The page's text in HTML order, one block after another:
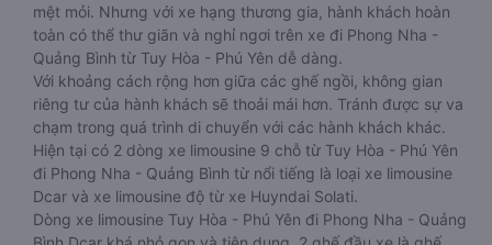
mệt mỏi. Nhưng với xe hạng thương gia, hành khách hoàn
toàn có thể thư giãn và nghỉ ngơi trên xe đi Phong Nha -
Quảng Bình từ Tuy Hòa - Phú Yên dễ dàng.
Với khoảng cách rộng hơn giữa các ghế ngồi, không gian
riêng tư của hành khách sẽ thoải mái hơn. Tránh được sự va
chạm trong quá trình di chuyển với các hành khách khác.
Hiện tại có 2 dòng xe limousine 9 chỗ từ Tuy Hòa - Phú Yên
đi Phong Nha - Quảng Bình từ nổi tiếng là loại xe limousine
Dcar và xe limousine độ từ xe Huyndai Solati.
Dòng xe limousine Tuy Hòa - Phú Yên đi Phong Nha - Quảng